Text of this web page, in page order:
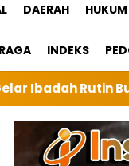
DAERAH
INDEKS
tuan